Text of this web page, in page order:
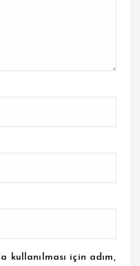
kullanılması için adım,